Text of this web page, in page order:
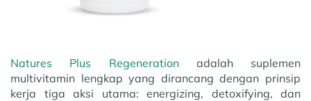
Natures Plus Regenerationadalah suplemen
multivitamin lengkap yang dirancang dengan prinsip
kerja tiga aksi utama: energizing, detoxifying, dan